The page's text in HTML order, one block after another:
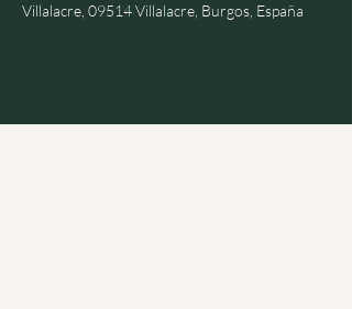
Villalacre, 09514 Villalacre, Burgos, España